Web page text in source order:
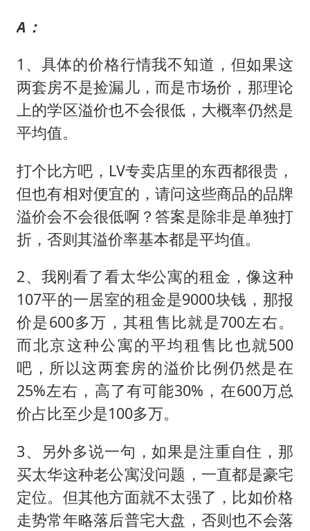
A：
1、具体的价格行情我不知道，但如果这
两套房不是捡漏儿，而是市场价，那理论
上的学区溢价也不会很低，大概率仍然是
平均值。
打个比方吧，LV专卖店里的东西都很贵，
但也有相对便宜的，请问这些商品的品牌
溢价会不会很低啊？答案是除非是单独打
折，否则其溢价率基本都是平均值。
2、我刚看了看太华公寓的租金，像这种
107平的一居室的租金是9000块钱，那报
价是600多万，其租售比就是700左右。
而北京这种公寓的平均租售比也就500
吧，所以这两套房的溢价比例仍然是在
25%左右，高了有可能30%，在600万总
价占比至少是100多万。
3、另外多说一句，如果是注重自住，那
买太华这种老公寓没问题，一直都是豪宅
定位。但其他方面就不太强了，比如价格
走势常年略落后普宅大盘，否则也不会落